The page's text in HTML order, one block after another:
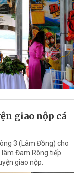
giao nộp cá
3 (Lâm Đồng) cho
lâm Đam Rông tiếp
giao nộp.